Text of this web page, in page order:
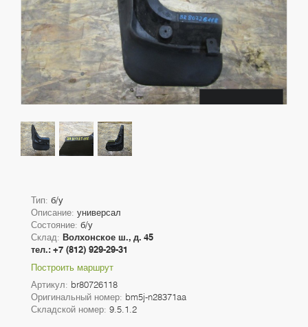
Тип: б/у
Описание: универсал
Состояние: б/у
Склад: Волхонское ш., д. 45
тел.: +7 (812) 929-29-31
Построить маршрут
Артикул: br80726118
Оригинальный номер: bm5j-n28371aa
Складской номер: 9.5.1.2